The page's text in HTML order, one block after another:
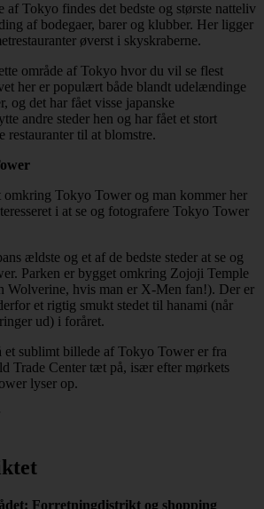
af Tokyo findes det bedste og største natteliv
af bodegaer, barer og klubber. Her ligger
øverst i skyskraberne.
område af Tokyo hvor du vil se flest
her er populært både blandt udelændinge
og det har fået visse japanske
andre steder hen og har fået et stort
restauranter til at blomstre.
omkring Tokyo Tower og man kommer her
i at se og fotografere Tokyo Tower
ældste og et af de bedste steder at se og
Parken er bygget omkring Zojoji Temple
Wolverine, hvis man er X-Men fan!). Der er
et rigtig smukt stedet til hanami (når
ud) i foråret.
et sublimt billede af Tokyo Tower er fra
Trade Center tæt på, især efter mørkets
lyser op.
Forretningdistrikt og shopping